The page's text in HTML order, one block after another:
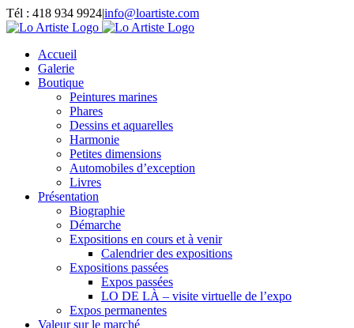
Passer
au
Tél : 418 934 9924|info@loartiste.com
Facebook
Instagram
Email
Pinterest
YouTube
Accueil
Galerie
Boutique
Peintures marines
Phares
Dessins et aquarelles
Harmonie
Petites dimensions
Automobiles d’exception
Livres
Présentation
Biographie
Démarche
Expositions en cours et à venir
Calendrier des expositions
Expositions passées
Expos passées
LO DE LÀ – visite virtuelle de l’expo
Expos permanentes
Valeur sur le marché